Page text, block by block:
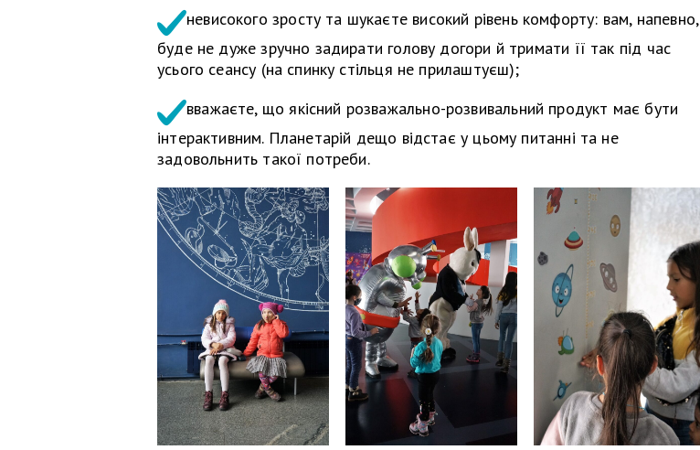
невисокого зросту та шукаєте високий рівень комфорту: вам, напевно,
буде не дуже зручно задирати голову догори й тримати її так під час
усього сеансу (на спинку стільця не прилаштуєш);
вважаєте, що якісний розважально-розвивальний продукт має бути
інтерактивним. Планетарій дещо відстає у цьому питанні та не
задовольнить такої потреби.